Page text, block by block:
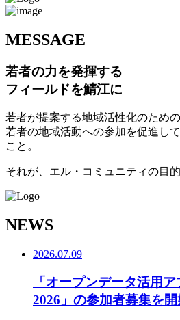
MESSAGE
若者の力を発揮する
フィールドを鯖江に
若者が提案する地域活性化のため
若者の地域活動への参加を促進し
こと。
それが、エル・コミュニティの目的
NEWS
2026.07.09
「オープンデータ活用
2026」の参加者募集を開